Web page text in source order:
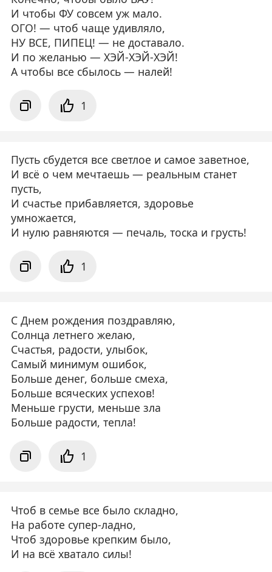
И чтобы ФУ совсем уж мало.
ОГО! — чтоб чаще удивляло,
НУ ВСЕ, ПИПЕЦ! — не доставало.
И по желанью — ХЭЙ-ХЭЙ-ХЭЙ!
А чтобы все сбылось — налей!
1
Пусть сбудется все светлое и самое заветное,
И всё о чем мечтаешь — реальным станет
пусть,
И счастье прибавляется, здоровье
умножается,
И нулю равняются — печаль, тоска и грусть!
1
С Днем рождения поздравляю,
Солнца летнего желаю,
Счастья, радости, улыбок,
Самый минимум ошибок,
Больше денег, больше смеха,
Больше всяческих успехов!
Меньше грусти, меньше зла
Больше радости, тепла!
1
Чтоб в семье все было складно,
На работе супер-ладно,
Чтоб здоровье крепким было,
И на всё хватало силы!